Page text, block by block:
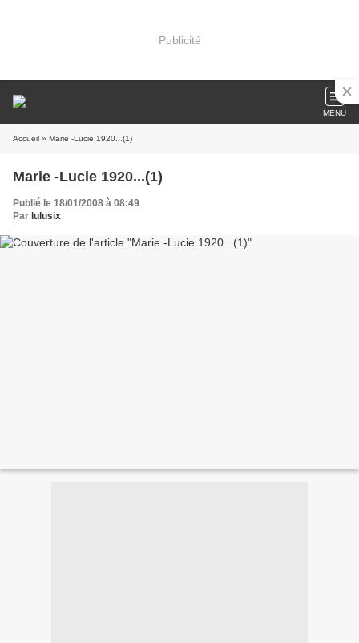
Publicité
MENU
Accueil » Marie -Lucie 1920...(1)
Marie -Lucie 1920...(1)
Publié le 18/01/2008 à 08:49
Par lulusix